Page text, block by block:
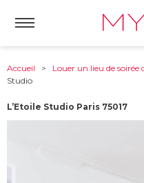
Accueil > Louer un lieu de soirée
Studio
L’Etoile Studio Paris 75017